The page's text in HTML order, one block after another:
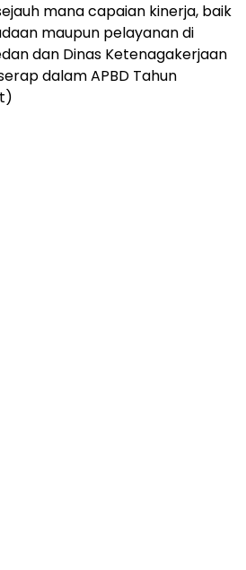
mana capaian kinerja, baik
maupun pelayanan di
dan Dinas Ketenagakerjaan
dalam APBD Tahun